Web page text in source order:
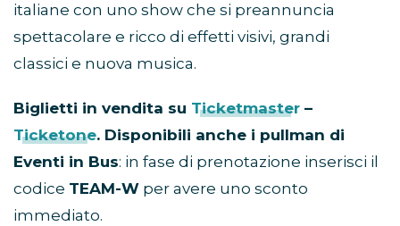
italiane con uno show che si preannuncia
spettacolare e ricco di effetti visivi, grandi
classici e nuova musica.
Biglietti in vendita su Ticketmaster –
Ticketone. Disponibili anche i pullman di
Eventi in Bus: in fase di prenotazione inserisci il
codice TEAM-W per avere uno sconto
immediato.